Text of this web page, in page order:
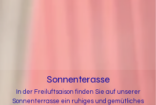
Sonnenterasse
In der Freiluftsaison finden Sie auf unserer
Sonnenterrasse ein ruhiges und gemütliches